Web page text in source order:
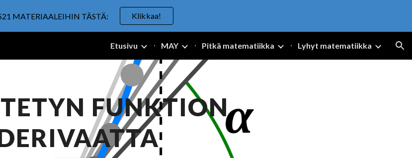
content Skip to navigation
MATERIAALEIHIN TÄSTÄ: Klikkaa!
Etusivu MAY Pitkä matematiikka Lyhyt matematiikka
FUNKTION